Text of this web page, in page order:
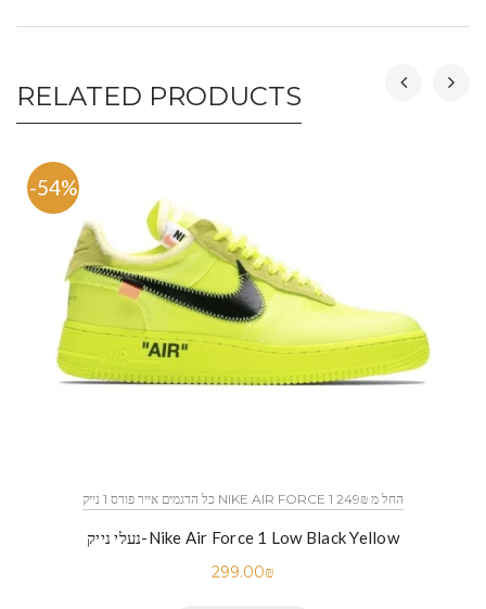
RELATED PRODUCTS
-54%
כל הדגמים אייר פורס 1 נייק NIKE AIR FORCE 1 החל מ 249₪
נעלי נייק-Nike Air Force 1 Low Black Yellow
299.00₪